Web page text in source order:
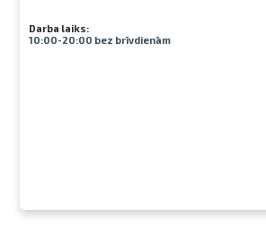
Darba laiks:
10:00-20:00 bez brīvdienām